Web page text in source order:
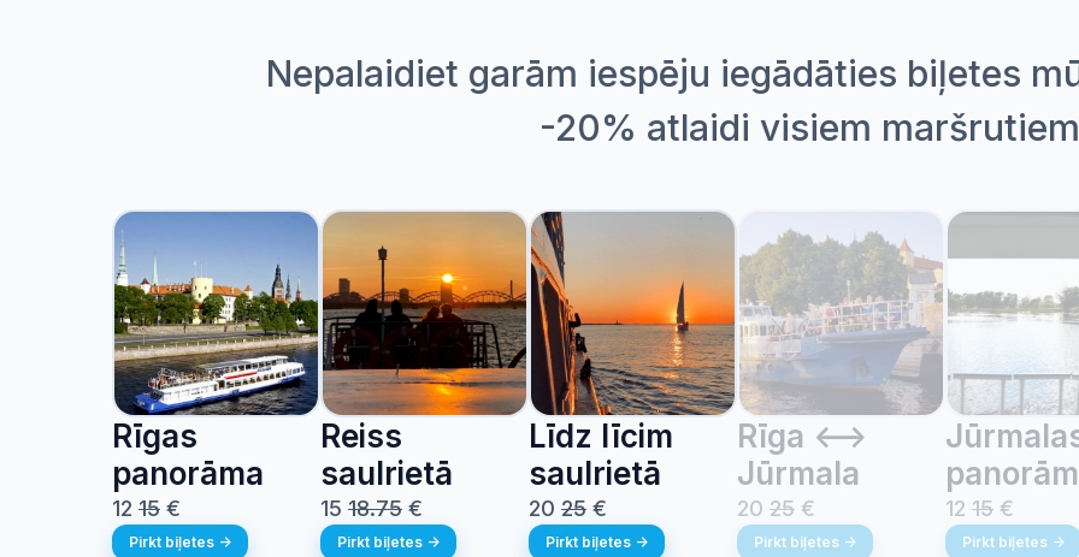
Nepalaidiet garām iespēju iegādāties biļetes
-20% atlaidi visiem maršrutiem
Rīgas
panorāma
12 15 €
Pirkt biļetes ->
Reiss
saulrietā
15 18.75 €
Pirkt biļetes ->
Līdz līcim
saulrietā
20 25 €
Pirkt biļetes ->
Rīga <-->
Jūrmala
20 25 €
Pirkt biļetes ->
12 15 €
Pirkt biļetes ->